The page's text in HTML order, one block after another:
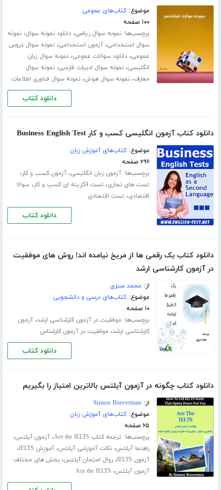
موضوع:کتاب‌های عمومی
۱۰۰ صفحه
برچسب‌ها:نمونه سوال ریاضی،دانلود نمونه سوال،نمونه
سوال استخدامی،آزمون استخدامی،نمونه سوال دروس
عمومی،دانلود سوالات عمومی،نمونه سوال زبان
انگلیسی،نمونه سوال ادبیات فارسی،نمونه سوال
معارف،نمونه سوال هوش،نمونه سوال فناوری اطلاعات
دانلود کتاب
دانلود کتاب آزمون انگلیسی کسب و کار Business English Test
موضوع:کتاب‌های آموزش زبان
۲۹۶ صفحه
برچسب‌ها:آزمون زبان انگلیسی،آزمون کسب و کار،
تست های تجاری، تست 4گزینه ای کسب و کار ، سوالا
اقتصادی، تست اقتصادی
دانلود کتاب
دانلود کتاب یک رقمی ها از مریخ نیامده اند! روش های موفقیت
در آزمون کارشناسی ارشد
از: محمد سبزی
موضوع:کتاب‌های درسی و دانشجویی
۱۰ صفحه
برچسب‌ها: موفقیت در آزمون کارشناسی ارشد،آزمون
کارشناسی ارشد، موفقیت در آزمون کارشناس
دانلود کتاب
دانلود کتاب چگونه در آزمون آیلتس بالاترین امتیاز را بگیریم
از: Simon Braverman
موضوع:کتاب‌های آموزش زبان
۶۵ صفحه
برچسب‌ها: ترجمه کتاب Ace the IELTS ،آزمون آیلتس،
راهنما آیلتس،نکات آموزشی آیلتس،آموزش IELTS ،
آزمون IELTS ،روال امتحان آیلتس،بخش های مختلف
آزمون آیلتس، Ace the IELTS